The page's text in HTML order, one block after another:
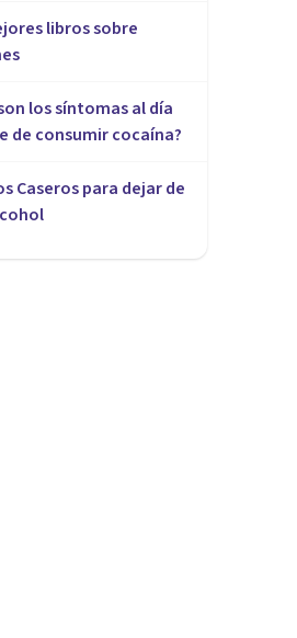
libros sobre
los síntomas al día
de consumir cocaína?
Caseros para dejar de